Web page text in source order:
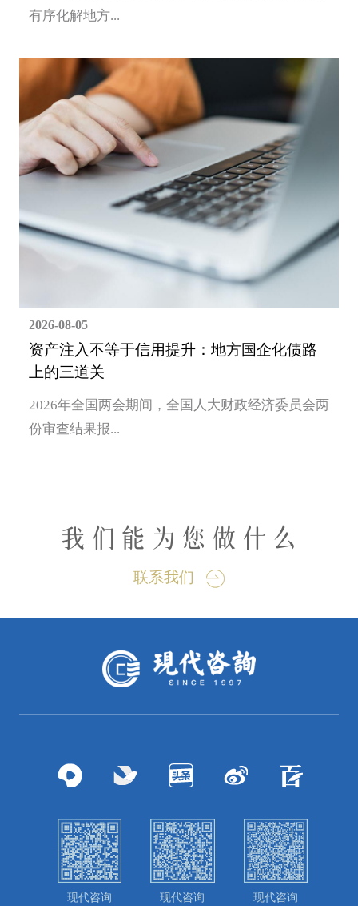
有序化解地方...
2026-08-05
资产注入不等于信用提升：地方国企化债路
上的三道关
2026年全国两会期间，全国人大财政经济委员会两
份审查结果报...
我们能为您做什么
联系我们
现代咨询 现代咨询 现代咨询